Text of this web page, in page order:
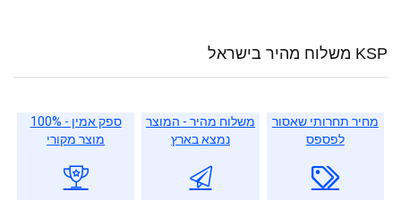
KSP משלוח מהיר בישראל
מחיר תחרותי שאסור
לפספס
משלוח מהיר - המוצר
נמצא בארץ
ספק אמין - 100%
מוצר מקורי